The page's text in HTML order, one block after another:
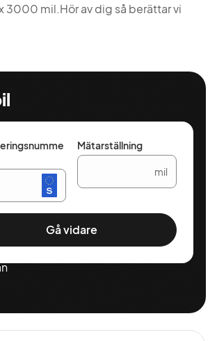
3000 mil.Hör av dig så berättar vi
att ta
Mätarställning
mil
Gå vidare